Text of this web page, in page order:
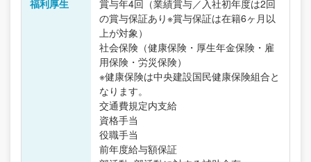
福利厚生
賞与年4回（業績賞与／入社初年度は2回
の賞与保証あり※賞与保証は在籍6ヶ月以
上が対象）
社会保険（健康保険・厚生年金保険・雇
用保険・労災保険）
※健康保険は中央建設国民健康保険組合と
なります。
交通費規定内支給
資格手当
役職手当
前年度給与額保証